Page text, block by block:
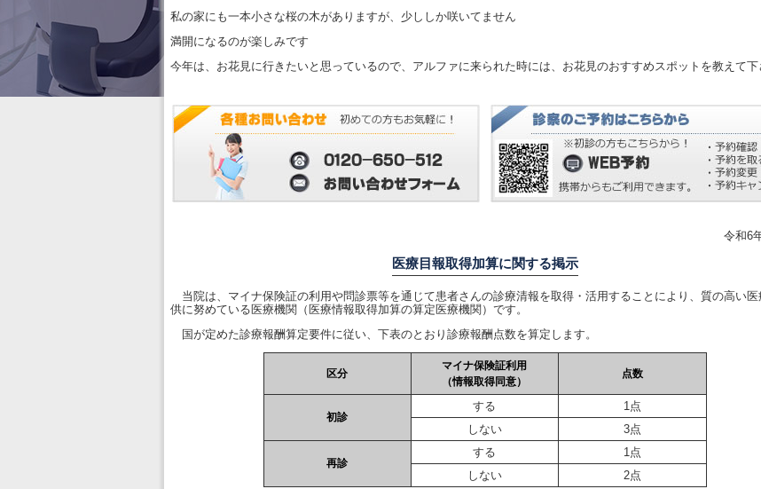
私の家にも一本小さな桜の木がありますが、少ししか咲いてません
満開になるのが楽しみです
今年は、お花見に行きたいと思っているので、アルファに来られた時には、お花見のおすすめスポットを教えて下
令和6
医療目報取得加算に関する掲示
当院は、マイナ保険証の利用や問診票等を通じて患者さんの診療清報を取得・活用することにより、質の高い医
供に努めている医療機関（医療情報取得加算の算定医療機関）です。
国が定めた診療報酬算定要件に従い、下表のとおり診療報酬点数を算定します。
区分
マイナ保険証利用
（情報取得同意）
点数
初診
する
1点
しない
3点
再診
する
1点
しない
2点